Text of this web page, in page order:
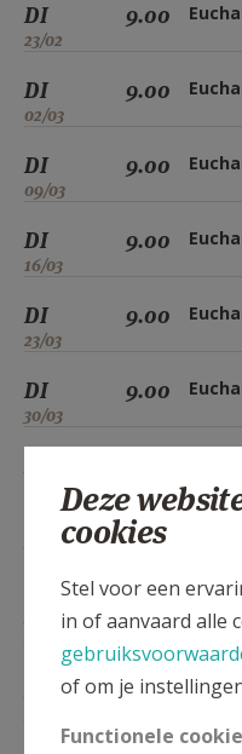
DI
23/02
9.00
DI
02/03
9.00
DI
09/03
9.00
DI
16/03
9.00
DI
23/03
9.00
DI
30/03
9.00
06/04
9.00
9.00
9.00
Deze
cookies
Stel voor een
in of aanvaard alle
of om je
Functionele